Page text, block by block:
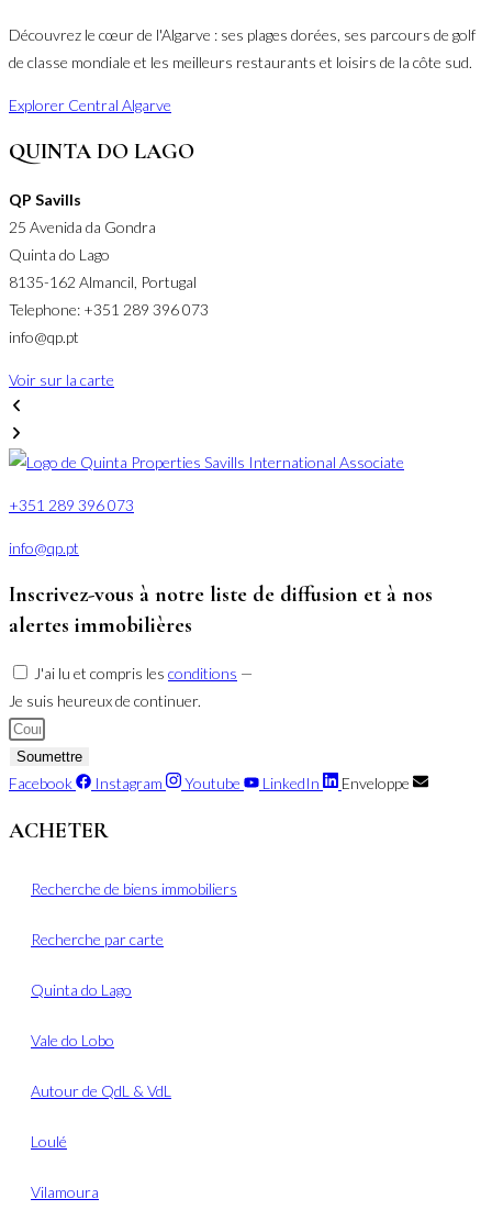
Découvrez le cœur de l'Algarve : ses plages dorées, ses parcours de golf
de classe mondiale et les meilleurs restaurants et loisirs de la côte sud.
Explorer Central Algarve
QUINTA DO LAGO
QP Savills
25 Avenida da Gondra
Quinta do Lago
8135-162 Almancil, Portugal
Telephone: +351 289 396 073
info@qp.pt
Voir sur la carte
+351 289 396 073
info@qp.pt
Inscrivez-vous à notre liste de diffusion et à nos
alertes immobilières
J'ai lu et compris les conditions —
Je suis heureux de continuer.
Soumettre
Facebook Instagram Youtube LinkedIn Enveloppe
ACHETER
Recherche de biens immobiliers
Recherche par carte
Quinta do Lago
Vale do Lobo
Autour de QdL & VdL
Loulé
Vilamoura